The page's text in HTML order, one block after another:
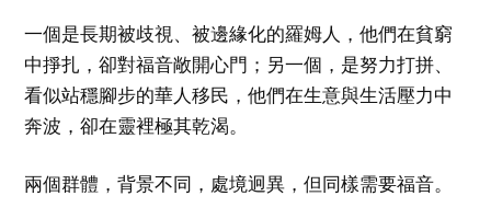
一個是長期被歧視、被邊緣化的羅姆人，他們在貧窮
中掙扎，卻對福音敞開心門；另一個，是努力打拼、
看似站穩腳步的華人移民，他們在生意與生活壓力中
奔波，卻在靈裡極其乾渴。
兩個群體，背景不同，處境迥異，但同樣需要福音。